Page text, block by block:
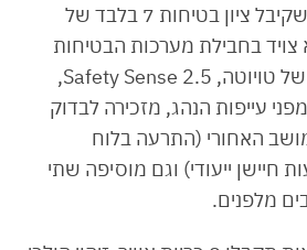
בטיחות נדיב, למרות שקיבל ציון בטיחות 7 בלבד של
בחבילת מערכות הבטיחות
האקטיביות העדכנית של טויוטה, Safety Sense 2.5,
עייפות הנהג, מזכירה לבדוק
האחורי (התרעה בלוח
חיישן ייעודי) וגם מוסיפה שתי
מלפנים.